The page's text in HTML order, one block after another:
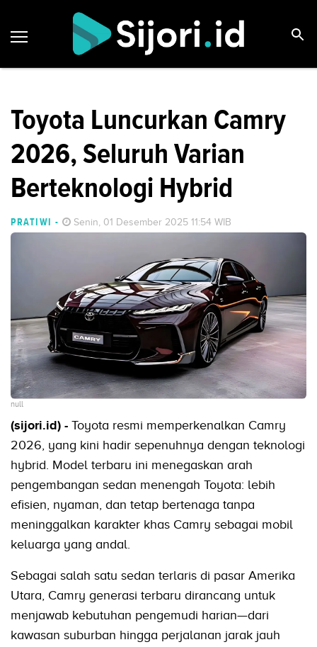
Toyota Luncurkan Camry
2026, Seluruh Varian
Berteknologi Hybrid
PRATIWI - Senin, 01 Desember 2025 11:54 WIB
null
(sijori.id) - Toyota resmi memperkenalkan Camry
2026, yang kini hadir sepenuhnya dengan teknologi
hybrid. Model terbaru ini menegaskan arah
pengembangan sedan menengah Toyota: lebih
efisien, nyaman, dan tetap bertenaga tanpa
meninggalkan karakter khas Camry sebagai mobil
keluarga yang andal.
Sebagai salah satu sedan terlaris di pasar Amerika
Utara, Camry generasi terbaru dirancang untuk
menjawab kebutuhan pengemudi harian—dari
kawasan suburban hingga perjalanan jarak jauh